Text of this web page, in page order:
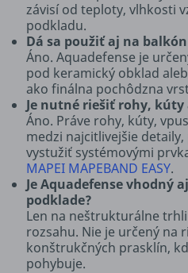
závisí od teploty, vlhkosti
podkladu.
Dá sa použiť aj na
Áno. Aquadefense je
pod keramický obklad
ako finálna pochôdzna
Je nutné riešiť rohy, kúty
Áno. Práve rohy, kúty,
medzi najcitlivejšie
vystužiť systémovými
MAPEI MAPEBAND EASY.
Je Aquadefense vhodný
podklade?
Len na neštrukturálne
rozsahu. Nie je určený na
konštrukčných prasklín,
pohybuje.